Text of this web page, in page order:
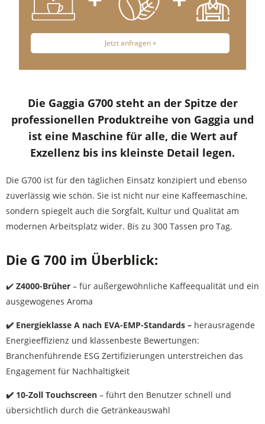
Jetzt anfragen »
Die Gaggia G700 steht an der Spitze der
professionellen Produktreihe von Gaggia und
ist eine Maschine für alle, die Wert auf
Exzellenz bis ins kleinste Detail legen.
Die G700 ist für den täglichen Einsatz konzipiert und ebenso
zuverlässig wie schön. Sie ist nicht nur eine Kaffeemaschine,
sondern spiegelt auch die Sorgfalt, Kultur und Qualität am
modernen Arbeitsplatz wider. Bis zu 300 Tassen pro Tag.
Die G 700 im Überblick:
✔️ Z4000-Brüher – für außergewöhnliche Kaffeequalität und ein
ausgewogenes Aroma
✔️ Energieklasse A nach EVA-EMP-Standards – herausragende
Energieeffizienz und klassenbeste Bewertungen:
Branchenführende ESG Zertifizierungen unterstreichen das
Engagement für Nachhaltigkeit
✔️ 10-Zoll Touchscreen – führt den Benutzer schnell und
übersichtlich durch die Getränkeauswahl